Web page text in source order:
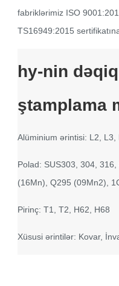
fabriklərimiz ISO
TS16949:2015
hy-nin
ştamplama
Alüminium ərintisi: L2, L3,
Polad: SUS303, 304,
(16Mn), Q295 (09Mn2),
Pirinç: T1, T2, H62, H68
Xüsusi ərintilər: Kovar,